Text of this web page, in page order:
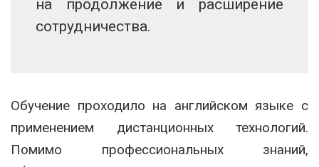
на продолжение и расширение
сотрудничества.
Обучение проходило на английском языке с
применением дистанционных технологий.
Помимо профессиональных знаний,